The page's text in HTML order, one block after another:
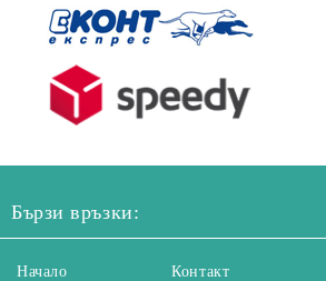
Бързи връзки:
Начало Контакт